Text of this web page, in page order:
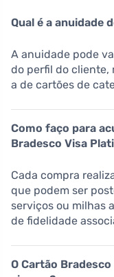
Qual é a anuidade
A anuidade pode
do perfil do cliente,
a de cartões de
Como faço para
Bradesco Visa
Cada compra
que podem ser
serviços ou milhas
de fidelidade
O Cartão